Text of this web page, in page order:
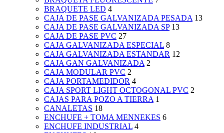
BRAQUETE LED 4
CAJA DE PASE GALVANIZADA PESADA 13
CAJA DE PASE GALVANIZADA SP 13
CAJA DE PASE PVC 27
CAJA GALVANIZADA ESPECIAL 8
CAJA GALVANIZADA ESTANDAR 12
CAJA GAN GALVANIZADA 2
CAJA MODULAR PVC 2
CAJA PORTAMEDIDOR 4
CAJA SPORT LIGHT OCTOGONAL PVC 2
CAJAS PARA POZO A TIERRA 1
CANALETAS 18
ENCHUFE + TOMA MENNEKES 6
ENCHUFE INDUSTRIAL 4